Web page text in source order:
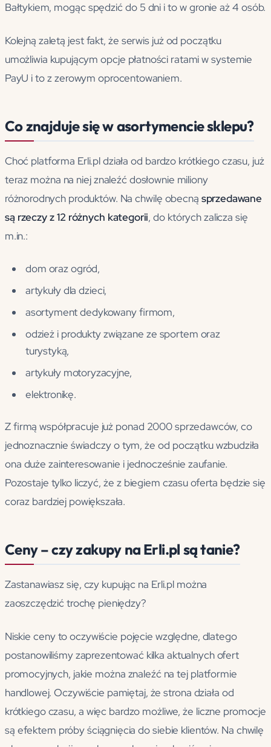
Bałtykiem, mogąc spędzić do 5 dni i to w gronie aż 4 osób.
Kolejną zaletą jest fakt, że serwis już od początku
umożliwia kupującym opcje płatności ratami w systemie
PayU i to z zerowym oprocentowaniem.
Co znajduje się w asortymencie sklepu?
Choć platforma Erli.pl działa od bardzo krótkiego czasu, już
teraz można na niej znaleźć dosłownie miliony
różnorodnych produktów. Na chwilę obecną sprzedawane
są rzeczy z 12 różnych kategorii, do których zalicza się
m.in.:
dom oraz ogród,
artykuły dla dzieci,
asortyment dedykowany firmom,
odzież i produkty związane ze sportem oraz
turystyką,
artykuły motoryzacyjne,
elektronikę.
Z firmą współpracuje już ponad 2000 sprzedawców, co
jednoznacznie świadczy o tym, że od początku wzbudziła
ona duże zainteresowanie i jednocześnie zaufanie.
Pozostaje tylko liczyć, że z biegiem czasu oferta będzie się
coraz bardziej powiększała.
Ceny – czy zakupy na Erli.pl są tanie?
Zastanawiasz się, czy kupując na Erli.pl można
zaoszczędzić trochę pieniędzy?
Niskie ceny to oczywiście pojęcie względne, dlatego
postanowiliśmy zaprezentować kilka aktualnych ofert
promocyjnych, jakie można znaleźć na tej platformie
handlowej. Oczywiście pamiętaj, że strona działa od
krótkiego czasu, a więc bardzo możliwe, że liczne promocje
są efektem próby ściągnięcia do siebie klientów. Na chwilę